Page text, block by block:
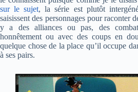
sur le sujet, la série est plutôt
saisissent des personnages pour raconter
y a des alliances ou pas, des
honnêtement ou avec des coups en
quelque chose de la place qu’il occupe
à ses pairs.